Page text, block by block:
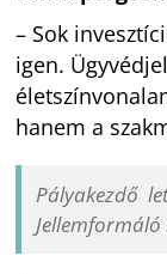
– Sok
igen.
hanem a
Pályakezdő